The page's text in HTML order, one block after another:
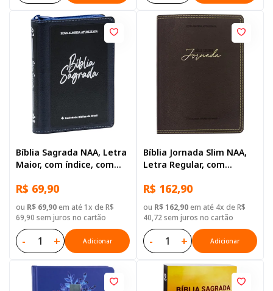
Bíblia Sagrada NAA, Letra
Maior, com índice, com
Sintético Azul
R$ 69,90
ou R$ 69,90em até 1x de R$
69,90 sem juros no cartão
- + Adicionar
Bíblia Jornada Slim NAA,
Letra Regular, com
Capa Couro Sintético
Vinho
R$ 162,90
ou R$ 162,90em até 4x de R$
40,72 sem juros no cartão
- + Adicionar